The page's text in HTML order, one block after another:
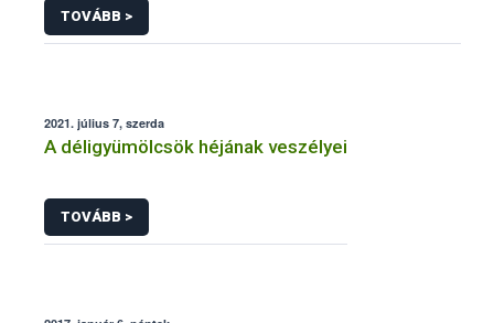
TOVÁBB >
2021. július 7, szerda
A déligyümölcsök héjának veszélyei
TOVÁBB >